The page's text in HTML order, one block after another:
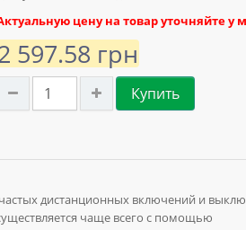
цену на товар уточняйте у
597.58 грн
Купить
дистанционных включений и
чаще всего с помощью